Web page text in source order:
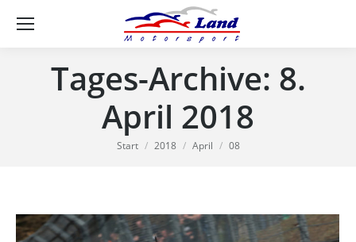
Tages-Archive: 8.
April 2018
Sie befinden sich hier:
Start 2018 April 08